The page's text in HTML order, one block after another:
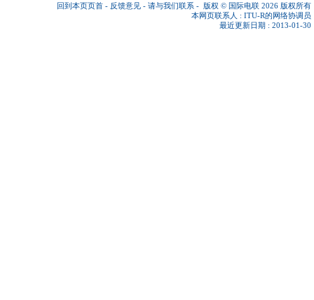
回到本页页首 - 反馈意见 - 请与我们联系 - 版权 © 国际电联 2026 版权所有
本网页联系人 : ITU-R的网络协调员
最近更新日期 : 2013-01-30